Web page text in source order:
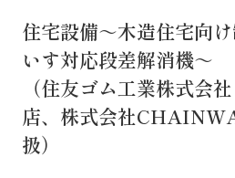
住宅設備～木造住宅向
いす対応段差解消機～
（住友ゴム工業株式会
店、株式会社
扱）